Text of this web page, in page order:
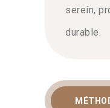
conflitsau
serein,
durable.